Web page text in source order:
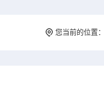
您当前的位置：